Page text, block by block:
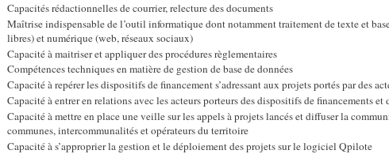
Capacités rédactionnelles de courrier, relecture des documents
Maîtrise indispensable de l’outil informatique dont notamment traitement de texte et
libres) et numérique (web, réseaux sociaux)
Capacité à maitriser et appliquer des procédures règlementaires
Compétences techniques en matière de gestion de base de données
Capacité à repérer les dispositifs de financement s’adressant aux projets portés par des
Capacité à entrer en relations avec les acteurs porteurs des dispositifs de financements et
Capacité à mettre en place une veille sur les appels à projets lancés et diffuser la
communes, intercommunalités et opérateurs du territoire
Capacité à s’approprier la gestion et le déploiement des projets sur le logiciel Qpilote